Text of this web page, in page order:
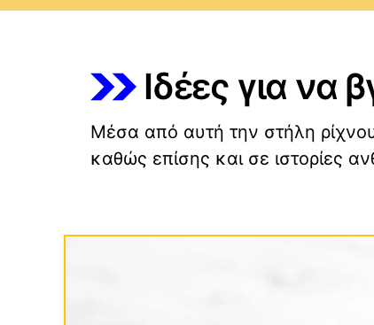
Τεχνολογικοί Οδηγοί
Οδηγοί Αγορών
VPN (Virtual Private Network)
Ιδέες για να
Μέσα από αυτή την στήλη
καθώς επίσης και σε ιστορίες